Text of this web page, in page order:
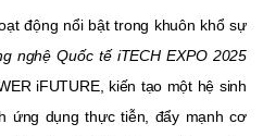
động nổi bật trong khuôn khổ sự
nghệ Quốc tế iTECH EXPO 2025
iFUTURE, kiến tạo một hệ sinh
ứng dụng thực tiễn, đẩy mạnh cơ